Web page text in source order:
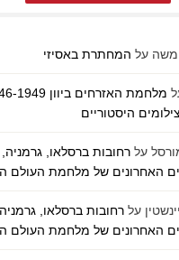
משה על המחתרת באסיזי
היסטוריים
על רחובות ברסלאו, גרמניה,
האחרונים של מלחמת העולם
על רחובות ברסלאו,
האחרונים של מלחמת העולם